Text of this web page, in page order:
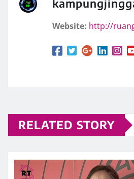
Website: http://
RELATED STORY